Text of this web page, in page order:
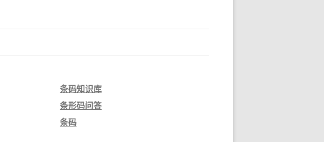
条码知识库
条形码问答
条码